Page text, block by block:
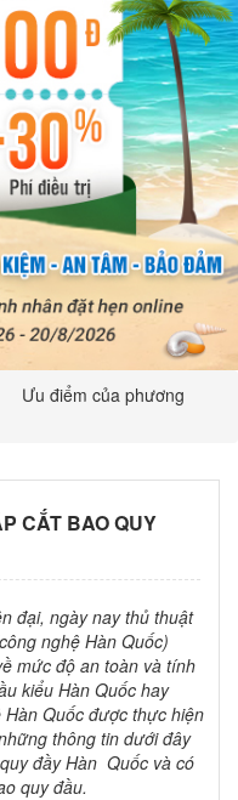
Ưu điểm của phương
CẮT BAO QUY
đại, ngày nay thủ thuật
nghệ Hàn Quốc)
mức độ an toàn và tính
kiểu Hàn Quốc hay
Quốc được thực hiện
thông tin dưới đây
đầy Hàn Quốc và có
quy đầu.